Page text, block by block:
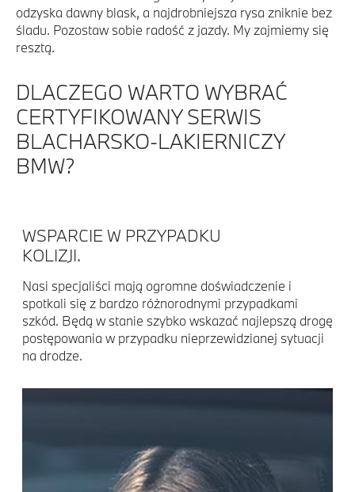
odzyska dawny blask, a najdrobniejsza rysa zniknie bez
śladu. Pozostaw sobie radość z jazdy. My zajmiemy się
resztą.
DLACZEGO WARTO WYBRAĆ
CERTYFIKOWANY SERWIS
BLACHARSKO-LAKIERNICZY
BMW?
WSPARCIE W PRZYPADKU
KOLIZJI.
Nasi specjaliści mają ogromne doświadczenie i
spotkali się z bardzo różnorodnymi przypadkami
szkód. Będą w stanie szybko wskazać najlepszą drogę
postępowania w przypadku nieprzewidzianej sytuacji
na drodze.